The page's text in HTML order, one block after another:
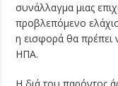
συνάλλαγμα μιας
προβλεπόμενο
η εισφορά θα πρέπει
ΗΠΑ.